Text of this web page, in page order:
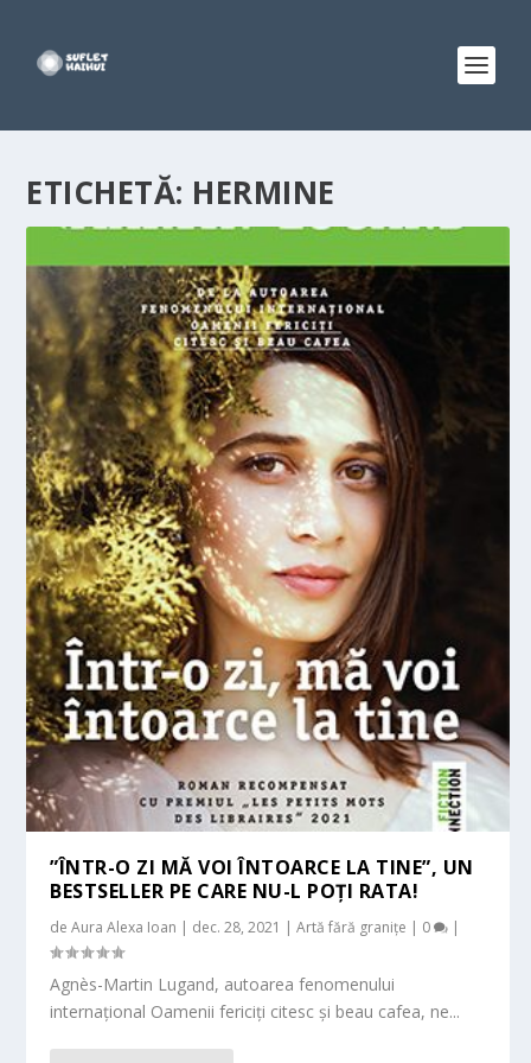
ETICHETĂ: HERMINE
”ÎNTR-O ZI MĂ VOI ÎNTOARCE LA TINE”, UN
BESTSELLER PE CARE NU-L POȚI RATA!
deAura Alexa Ioan | dec. 28, 2021 |Artă fără granițe | 0 |
Agnès-Martin Lugand, autoarea fenomenului
internaţional Oamenii fericiţi citesc şi beau cafea, ne...